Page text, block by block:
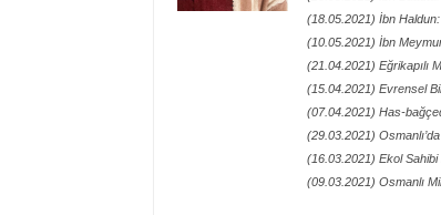
(18.05.2021) İbn
(10.05.2021) İbn
(21.04.2021) Eğrikapılı
(15.04.2021) Evrensel
(07.04.2021) Has-
(29.03.2021)
(16.03.2021) Ekol
(09.03.2021) Osmanlı